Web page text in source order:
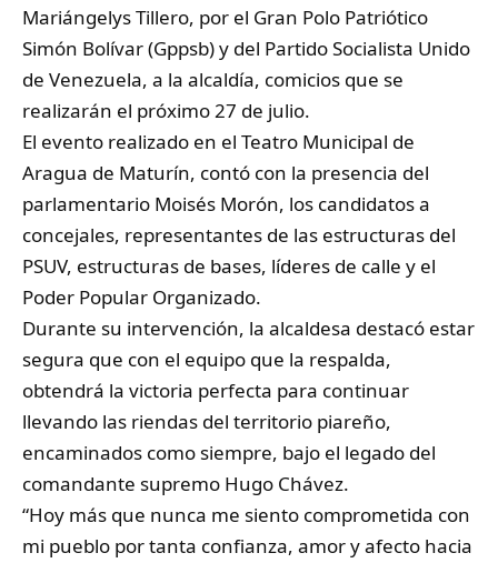
Mariángelys Tillero, por el Gran Polo Patriótico
Simón Bolívar (Gppsb) y del Partido Socialista Unido
de Venezuela, a la alcaldía, comicios que se
realizarán el próximo 27 de julio.
El evento realizado en el Teatro Municipal de
Aragua de Maturín, contó con la presencia del
parlamentario Moisés Morón, los candidatos a
concejales, representantes de las estructuras del
PSUV, estructuras de bases, líderes de calle y el
Poder Popular Organizado.
Durante su intervención, la alcaldesa destacó estar
segura que con el equipo que la respalda,
obtendrá la victoria perfecta para continuar
llevando las riendas del territorio piareño,
encaminados como siempre, bajo el legado del
comandante supremo Hugo Chávez.
“Hoy más que nunca me siento comprometida con
mi pueblo por tanta confianza, amor y afecto hacia